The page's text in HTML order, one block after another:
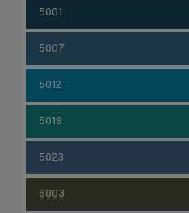
5001
5007
5012
5018
5023
6003